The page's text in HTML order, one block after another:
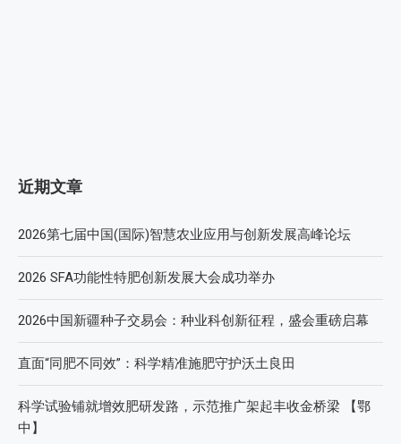
近期文章
2026第七届中国(国际)智慧农业应用与创新发展高峰论坛
2026 SFA功能性特肥创新发展大会成功举办
2026中国新疆种子交易会：种业科创新征程，盛会重磅启幕
直面“同肥不同效”：科学精准施肥守护沃土良田
科学试验铺就增效肥研发路，示范推广架起丰收金桥梁 【鄂
中】